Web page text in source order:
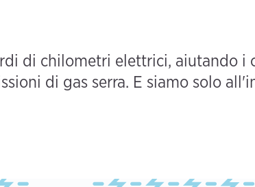
di chilometri elettrici, aiutando i
di gas serra. E siamo solo